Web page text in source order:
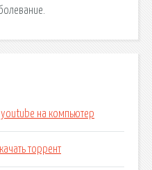
youtube на компьютер
торрент